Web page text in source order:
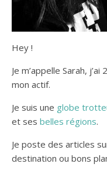
Hey !
Je m’appelle Sarah,
mon actif.
Je suis une globe
et ses belles régions.
Je poste des articles
destination ou bons